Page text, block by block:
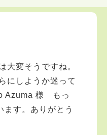
変そうですね。
にしようか迷って
Azuma 様 もっ
ます。ありがとう